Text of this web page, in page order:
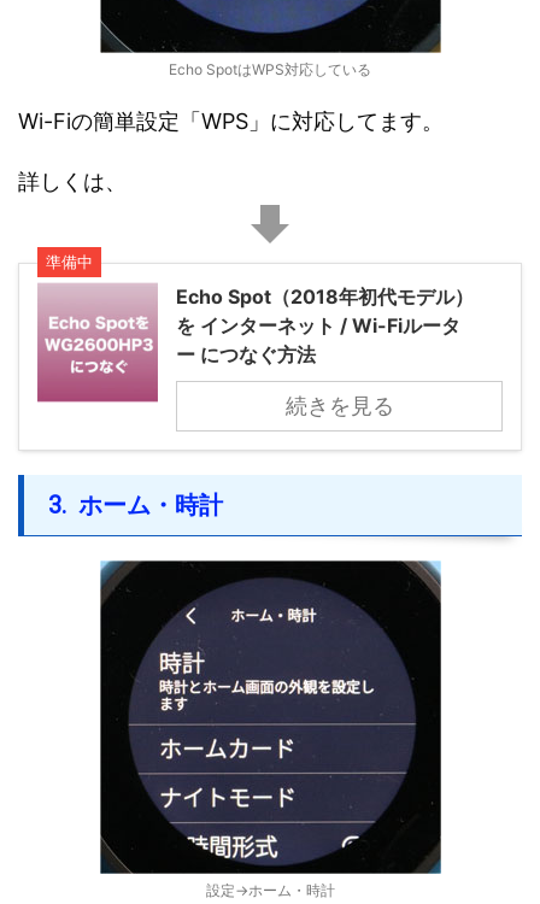
Echo SpotはWPS対応している
Wi-Fiの簡単設定「WPS」に対応してます。
詳しくは、
準備中
Echo Spot（2018年初代モデル）
を インターネット / Wi-Fiルータ
ー につなぐ方法
続きを見る
ホーム・時計
設定→ホーム・時計